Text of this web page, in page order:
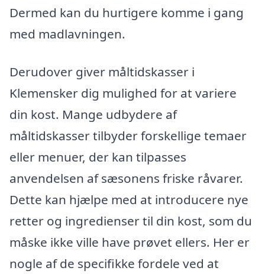
Dermed kan du hurtigere komme i gang
med madlavningen.
Derudover giver måltidskasser i
Klemensker dig mulighed for at variere
din kost. Mange udbydere af
måltidskasser tilbyder forskellige temaer
eller menuer, der kan tilpasses
anvendelsen af sæsonens friske råvarer.
Dette kan hjælpe med at introducere nye
retter og ingredienser til din kost, som du
måske ikke ville have prøvet ellers. Her er
nogle af de specifikke fordele ved at